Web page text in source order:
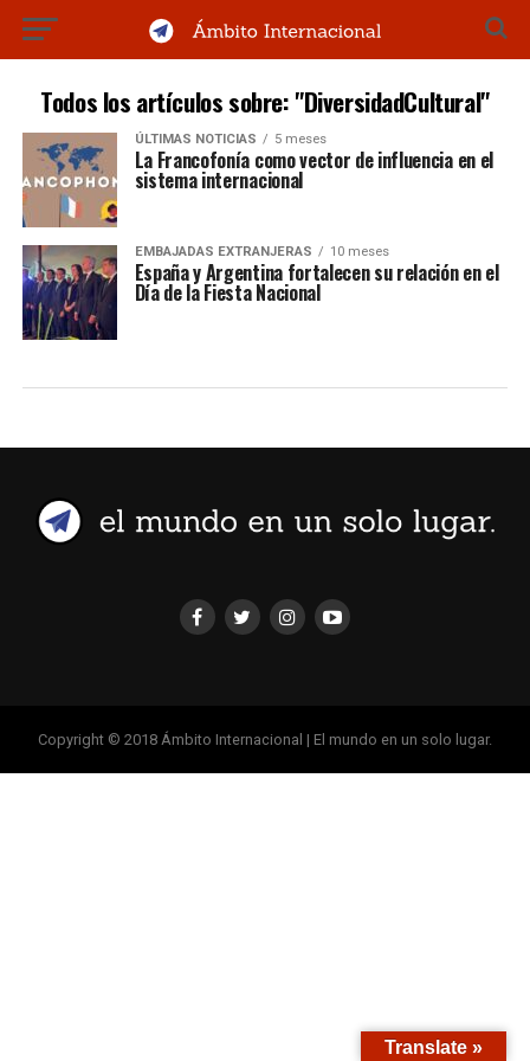
Todos los artículos sobre: "DiversidadCultural"
ÚLTIMAS NOTICIAS 5 meses
La Francofonía como vector de influencia en el
sistema internacional
EMBAJADAS EXTRANJERAS 10 meses
España y Argentina fortalecen su relación en el
Día de la Fiesta Nacional
Copyright © 2018 Ámbito Internacional | El mundo en un solo lugar.
Translate »